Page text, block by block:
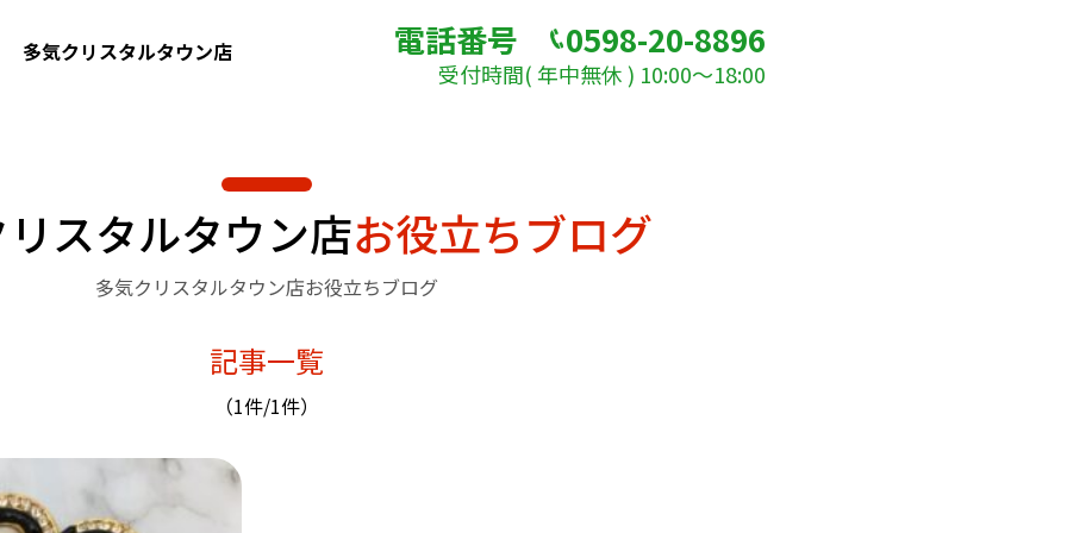
多気クリスタルタウン店 電話番号 0598-20-8896
受付時間( 年中無休 ) 10:00～18:00
スタルタウン店お役立ちブログ
多気クリスタルタウン店お役立ちブログ
記事一覧
（1件/1件）